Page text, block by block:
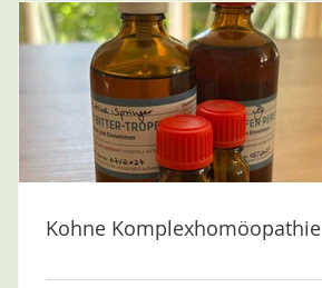
Kohne Komplexhomöopathie